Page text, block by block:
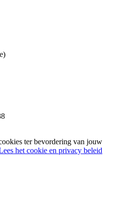
ter bevordering van jouw
het cookie en privacy beleid